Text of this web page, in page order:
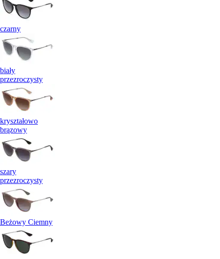
czarny
biały
przezroczysty
kryształowo
brązowy
szary
przezroczysty
Beżowy Ciemny